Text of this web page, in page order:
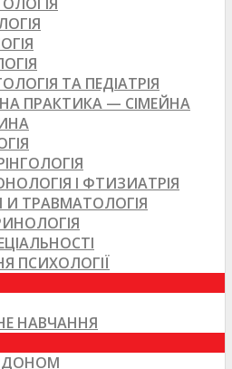
ТА ПЕДІАТРІЯ
ПРАКТИКА — СІМЕЙНА
І ФТИЗИАТРІЯ
И ТРАВМАТОЛОГІЯ
ПСИХОЛОГІЇ
НАВЧАННЯ